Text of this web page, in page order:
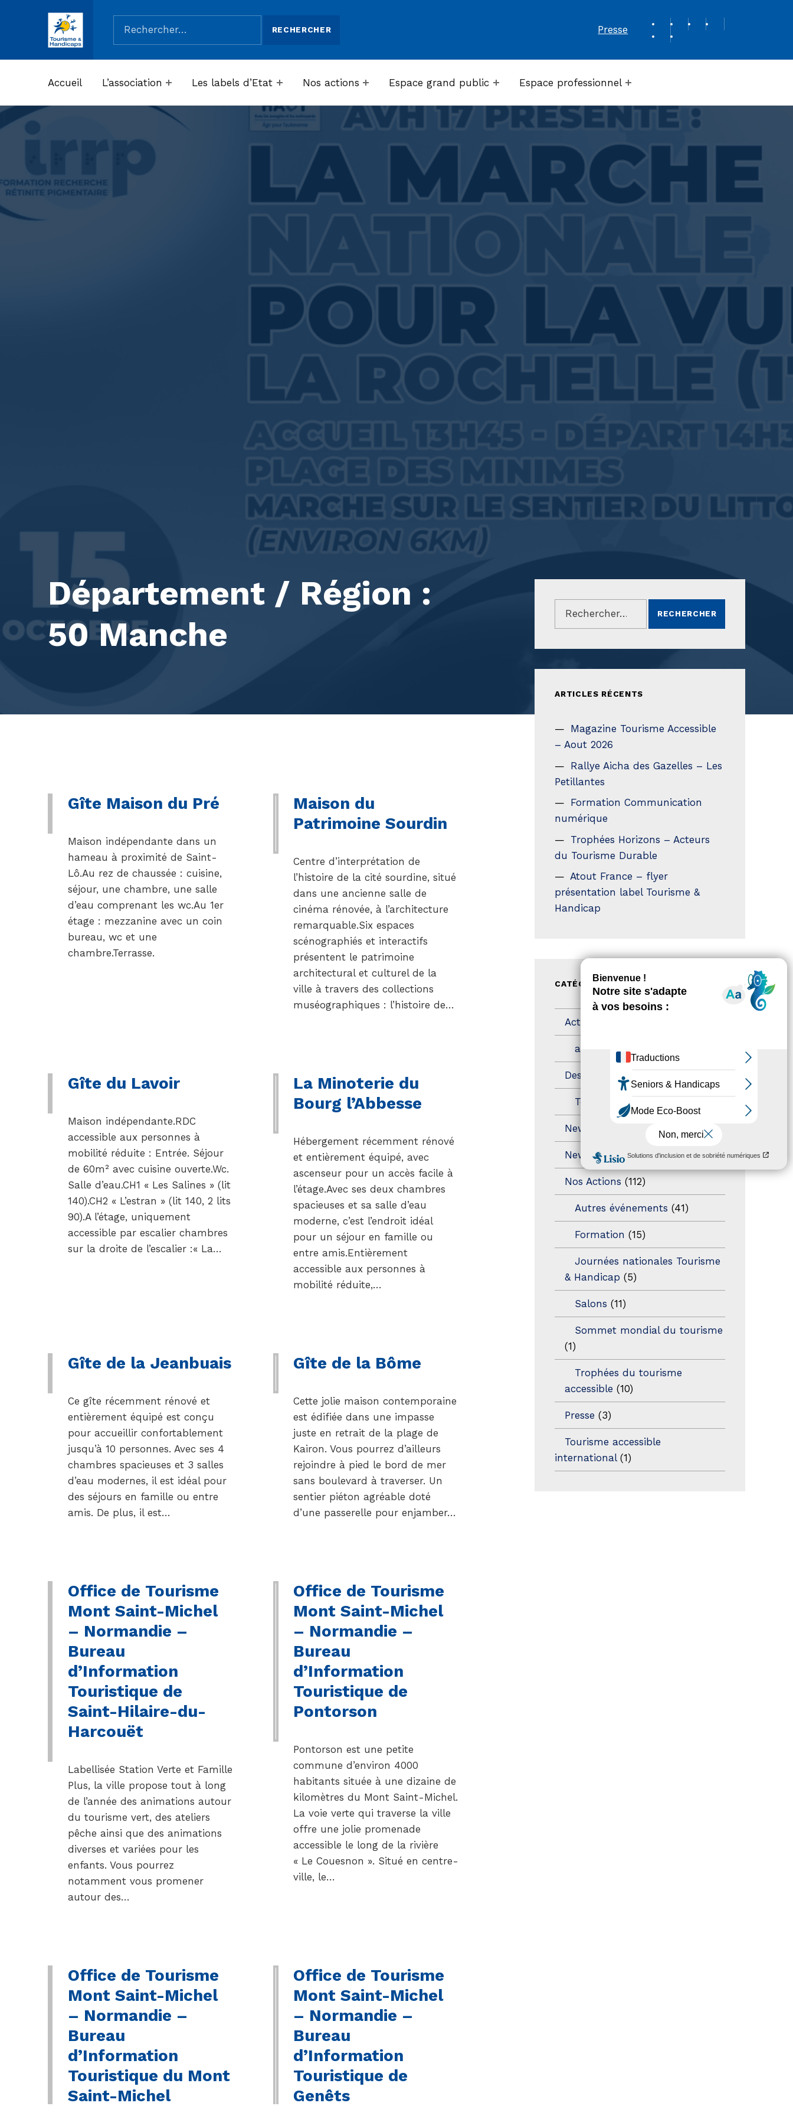
ASSOCIATION TOURISME ET HANDICAPS
Rechercher :
Presse
REVUE DE PRESSE
Accueil L’association Les labels d’Etat Nos actions Espace grand public Espace professionnel
Département / Région :
50 Manche
Gîte Maison du Pré
Maison indépendante dans un
hameau à proximité de Saint-
Lô.Au rez de chaussée : cuisine,
séjour, une chambre, une salle
d’eau comprenant les wc.Au 1er
étage : mezzanine avec un coin
bureau, wc et une
chambre.Terrasse.
Maison du
Patrimoine Sourdin
Centre d’interprétation de
l’histoire de la cité sourdine, situé
dans une ancienne salle de
cinéma rénovée, à l’architecture
remarquable.Six espaces
scénographiés et interactifs
présentent le patrimoine
architectural et culturel de la
ville à travers des collections
muséographiques : l’histoire de…
Gîte du Lavoir
Maison indépendante.RDC
accessible aux personnes à
mobilité réduite : Entrée. Séjour
de 60m² avec cuisine ouverte.Wc.
Salle d’eau.CH1 « Les Salines » (lit
140).CH2 « L’estran » (lit 140, 2 lits
90).A l’étage, uniquement
accessible par escalier chambres
sur la droite de l’escalier :« La…
La Minoterie du
Bourg l’Abbesse
Hébergement récemment rénové
et entièrement équipé, avec
ascenseur pour un accès facile à
l’étage.Avec ses deux chambres
spacieuses et sa salle d’eau
moderne, c’est l’endroit idéal
pour un séjour en famille ou
entre amis.Entièrement
accessible aux personnes à
mobilité réduite,…
Gîte de la Jeanbuais
Ce gîte récemment rénové et
entièrement équipé est conçu
pour accueillir confortablement
jusqu’à 10 personnes. Avec ses 4
chambres spacieuses et 3 salles
d’eau modernes, il est idéal pour
des séjours en famille ou entre
amis. De plus, il est…
Gîte de la Bôme
Cette jolie maison contemporaine
est édifiée dans une impasse
juste en retrait de la plage de
Kairon. Vous pourrez d’ailleurs
rejoindre à pied le bord de mer
sans boulevard à traverser. Un
sentier piéton agréable doté
d’une passerelle pour enjamber…
Office de Tourisme
Mont Saint-Michel
– Normandie –
Bureau
d’Information
Touristique de
Saint-Hilaire-du-
Harcouët
Labellisée Station Verte et Famille
Plus, la ville propose tout à long
de l’année des animations autour
du tourisme vert, des ateliers
pêche ainsi que des animations
diverses et variées pour les
enfants. Vous pourrez
notamment vous promener
autour des…
Office de Tourisme
Mont Saint-Michel
– Normandie –
Bureau
d’Information
Touristique de
Pontorson
Pontorson est une petite
commune d’environ 4000
habitants située à une dizaine de
kilomètres du Mont Saint-Michel.
La voie verte qui traverse la ville
offre une jolie promenade
accessible le long de la rivière
« Le Couesnon ». Situé en centre-
ville, le…
Office de Tourisme
Mont Saint-Michel
– Normandie –
Bureau
d’Information
Touristique du Mont
Saint-Michel
Office de Tourisme
Mont Saint-Michel
– Normandie –
Bureau
d’Information
Touristique de
Genêts
Rechercher :
ARTICLES RÉCENTS
Magazine Tourisme Accessible
– Aout 2026
Rallye Aicha des Gazelles – Les
Petillantes
Formation Communication
numérique
Trophées Horizons – Acteurs
du Tourisme Durable
Atout France – flyer
présentation label Tourisme &
Handicap
CATÉGORIES
Actualités
actualités
Destination Pour Tous
Territoires labellisés
Newsetter
Newsletter pro(5)
Nos Actions (112)
Autres événements (41)
Formation (15)
Journées nationales Tourisme
& Handicap (5)
Salons (11)
Sommet mondial du tourisme
(1)
Trophées du tourisme
accessible (10)
Presse (3)
Tourisme accessible
international(1)